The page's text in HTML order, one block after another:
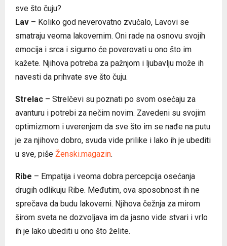
sve što čuju?
Lav – Koliko god neverovatno zvučalo, Lavovi se
smatraju veoma lakovernim. Oni rade na osnovu svojih
emocija i srca i sigurno će poverovati u ono što im
kažete. Njihova potreba za pažnjom i ljubavlju može ih
navesti da prihvate sve što čuju.
Strelac – Strelčevi su poznati po svom osećaju za
avanturu i potrebi za nečim novim. Zavedeni su svojim
optimizmom i uverenjem da sve što im se nađe na putu
je za njihovo dobro, svuda vide prilike i lako ih je ubediti
u sve, piše Ženski.magazin.
Ribe – Empatija i veoma dobra percepcija osećanja
drugih odlikuju Ribe. Međutim, ova sposobnost ih ne
sprečava da budu lakoverni. Njihova čežnja za mirom
širom sveta ne dozvoljava im da jasno vide stvari i vrlo
ih je lako ubediti u ono što želite.